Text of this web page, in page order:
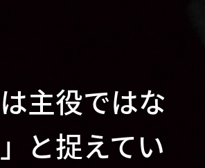
主役ではな
と捉えてい